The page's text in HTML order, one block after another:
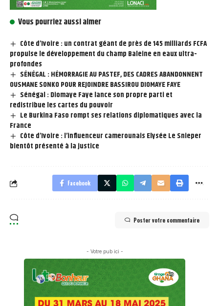
Vous pourriez aussi aimer
Côte d’Ivoire : un contrat géant de près de 145 milliards FCFA
propulse le développement du champ Baleine en eaux ultra-
profondes
SÉNÉGAL : HÉMORRAGIE AU PASTEF, DES CADRES ABANDONNENT
OUSMANE SONKO POUR REJOINDRE BASSIROU DIOMAYE FAYE
Sénégal : Diomaye Faye lance son propre parti et
redistribue les cartes du pouvoir
Le Burkina Faso rompt ses relations diplomatiques avec la
France
Côte d’Ivoire : l’influenceur camerounais Elysée Le Snieper
bientôt présenté à la justice
Facebook
Poster votre commentaire
- Votre pub ici -